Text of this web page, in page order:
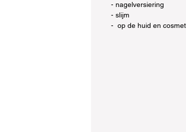
- nagelversiering
- slijm
- op de huid en